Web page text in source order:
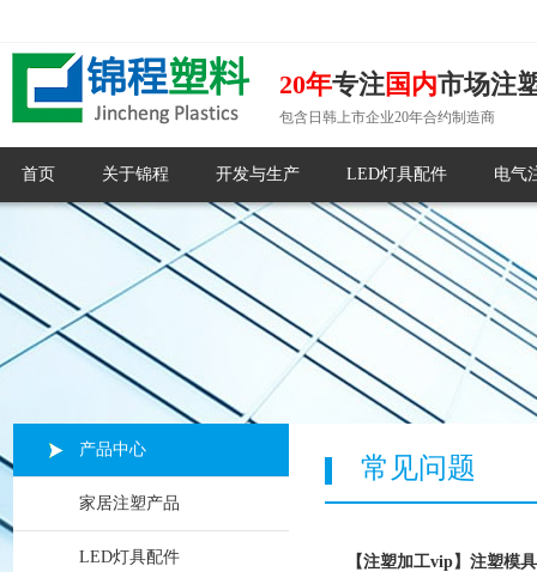
20年专注国内市场注
包含日韩上市企业20年合约制造商
首页 关于锦程 开发与生产 LED灯具配件 电气
产品中心
家居注塑产品
LED灯具配件
常见问题
【注塑加工vip】注塑模